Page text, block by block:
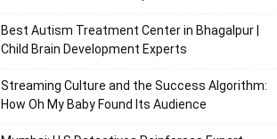
Best Autism Treatment Center in Bhagalpur |
Child Brain Development Experts
Streaming Culture and the Success Algorithm:
How Oh My Baby Found Its Audience